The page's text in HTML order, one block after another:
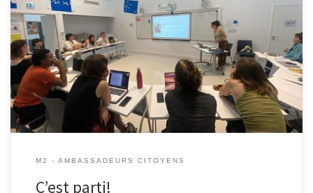
C’est parti pour les trois nouveaux projets de master en médiation
culturelle au croisement du droit au patrimoine, de l’éducation
populaire, de l’histoire publique et de la narration numérique.
Trois projets dans le cadre de La folle histoire de Marseille et les
Ambassadeurs citoyens avec Aix-Marseille Université, le Musée
d’Histoire […]
M2 - AMBASSADEURS CITOYENS
C’est parti!